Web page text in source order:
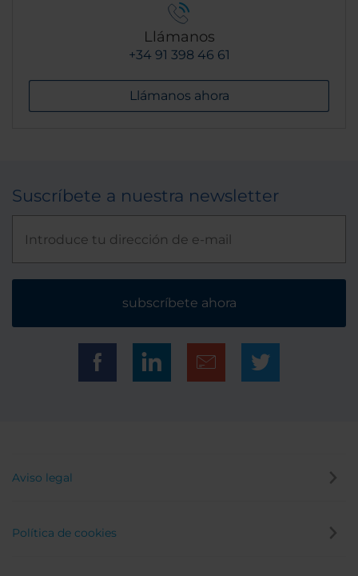
Llámanos
+34 91 398 46 61
Llámanos ahora
Suscríbete a nuestra newsletter
subscríbete ahora
Aviso legal
Política de cookies